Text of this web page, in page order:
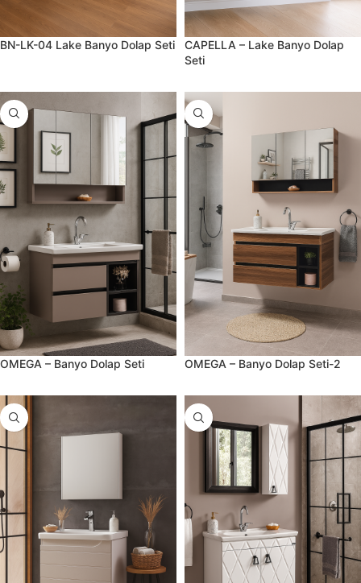
BN-LK-04 Lake Banyo Dolap Seti
CAPELLA – Lake Banyo Dolap
Seti
OMEGA – Banyo Dolap Seti OMEGA – Banyo Dolap Seti-2